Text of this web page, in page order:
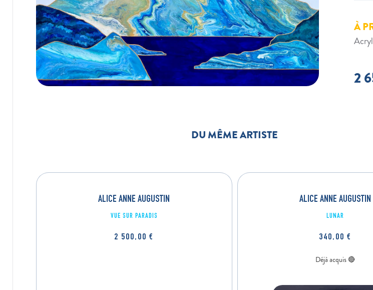
À
2
DU MÊME ARTISTE
ALICE ANNE AUGUSTIN
VUE SUR PARADIS
2 500,00€
ALICE ANNE AUGUSTIN
LUNAR
340,00 €